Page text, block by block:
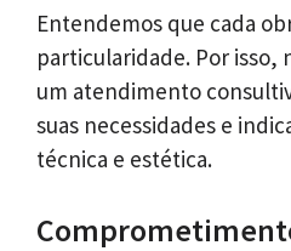
Entendemos que cada
particularidade. Por isso,
um atendimento
suas necessidades e
técnica e estética.